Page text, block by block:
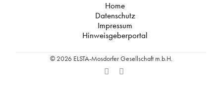
Home
Datenschutz
Impressum
Hinweisgeberportal
© 2026 ELSTA-Mosdorfer Gesellschaft m.b.H.